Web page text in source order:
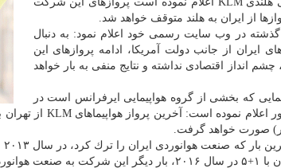
از ایران به هلند متوقف خواهد شد.
در وب سایت رسمی خود اعلام نمود: به دنبال
ایران از جانب دولت آمریكا، ادامه پروازهای این
انداز اقتصادی نداشته و نتایج منفی به بار خواهد
كه بخشی از گروه هواپیمایی ایرفرانس است در
صورت خواهد گرفت.
ایران بازگشت.